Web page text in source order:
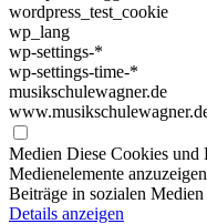
wordpress_test_cookie
wp_lang
wp-settings-*
wp-settings-time-*
musikschulewagner.de
Medien Diese Cookies und
Medienelemente
Beiträge in sozialen Medien
Details anzeigen